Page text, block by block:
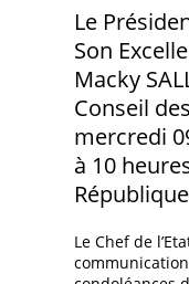
Le
Son
Macky
Conseil
mercredi
à 10
Le Chef de